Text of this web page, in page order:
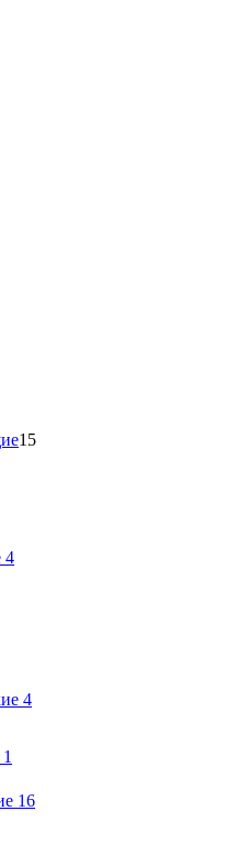
15
4
4
1
16